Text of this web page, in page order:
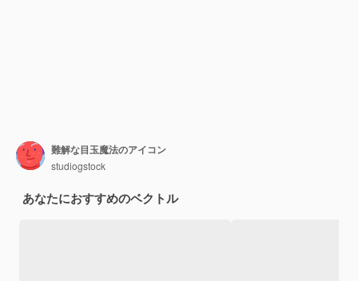
難解な目玉魔法のアイコン
studiogstock
あなたにおすすめのベクトル